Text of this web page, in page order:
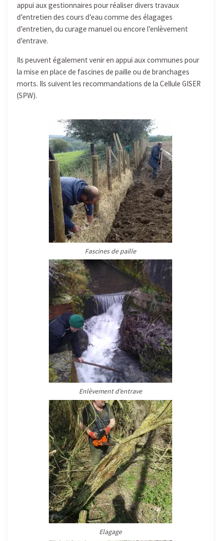
appui aux gestionnaires pour réaliser divers travaux
d’entretien des cours d’eau comme des élagages
d’entretien, du curage manuel ou encore l’enlèvement
d’entrave.
Ils peuvent également venir en appui aux communes pour
la mise en place de fascines de paille ou de branchages
morts. Ils suivent les recommandations de la Cellule GISER
(SPW).
Fascines de paille
Enlèvement d’entrave
Elagage